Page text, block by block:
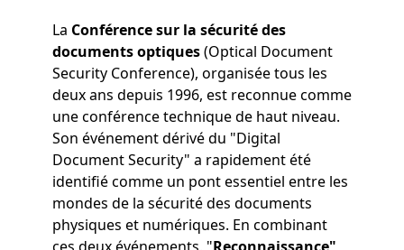
La Conférence sur la sécurité des
documents optiques(Optical Document
Security Conference), organisée tous les
deux ans depuis 1996, est reconnue comme
une conférence technique de haut niveau.
Son événement dérivé du "Digital
Document Security" a rapidement été
identifié comme un pont essentiel entre les
mondes de la sécurité des documents
physiques et numériques. En combinant